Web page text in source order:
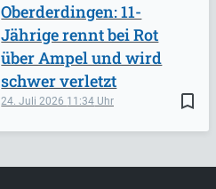
bookmark_border
24. Juli 2026 11:34
Oberderdingen: 11-
Jährige rennt bei Rot
über Ampel und wird
schwer verletzt